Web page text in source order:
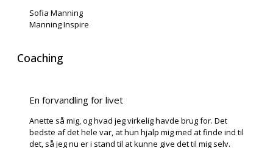
Sofia Manning
Manning Inspire
Coaching
En forvandling for livet
Anette så mig, og hvad jeg virkelig havde brug for. Det
bedste af det hele var, at hun hjalp mig med at finde ind til
det, så jeg nu er i stand til at kunne give det til mig selv.